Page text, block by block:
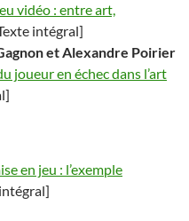
vidéo : entre art,
intégral]
et Alexandre Poirier
joueur en échec dans l’art
en jeu : l’exemple